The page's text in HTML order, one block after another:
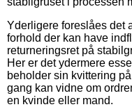
Yderligere foreslåes det
forhold der kan have
returneringsret på
Her er det ydermere
beholder sin kvittering
gang kan vidne om
en kvinde eller mand.